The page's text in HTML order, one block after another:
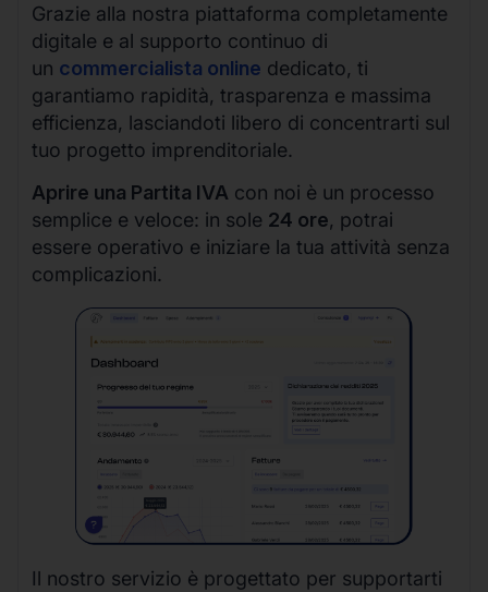
Grazie alla nostra piattaforma completamente
digitale e al supporto continuo di
un commercialista online dedicato, ti
garantiamo rapidità, trasparenza e massima
efficienza, lasciandoti libero di concentrarti sul
tuo progetto imprenditoriale.
Aprire una Partita IVA con noi è un processo
semplice e veloce: in sole 24 ore, potrai
essere operativo e iniziare la tua attività senza
complicazioni.
Il nostro servizio è progettato per supportarti